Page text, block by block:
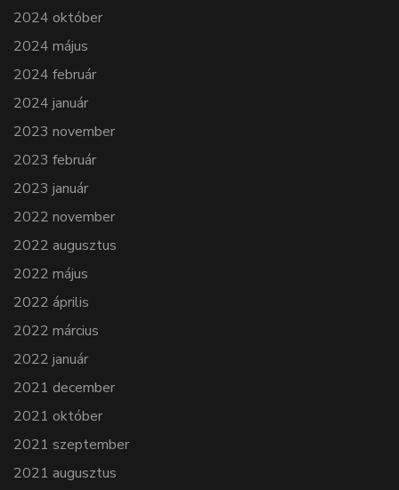
2024 október
2024 május
2024 február
2024 január
2023 november
2023 február
2023 január
2022 november
2022 augusztus
2022 május
2022 április
2022 március
2022 január
2021 december
2021 október
2021 szeptember
2021 augusztus